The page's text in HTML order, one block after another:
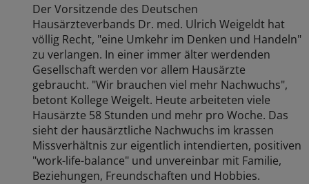
Der Vorsitzende des Deutschen
Hausärzteverbands Dr. med. Ulrich Weigeldt hat
völlig Recht, "eine Umkehr im Denken und Handeln"
zu verlangen. In einer immer älter werdenden
Gesellschaft werden vor allem Hausärzte
gebraucht. "Wir brauchen viel mehr Nachwuchs",
betont Kollege Weigelt. Heute arbeiteten viele
Hausärzte 58 Stunden und mehr pro Woche. Das
sieht der hausärztliche Nachwuchs im krassen
Missverhältnis zur eigentlich intendierten, positiven
"work-life-balance" und unvereinbar mit Familie,
Beziehungen, Freundschaften und Hobbies.